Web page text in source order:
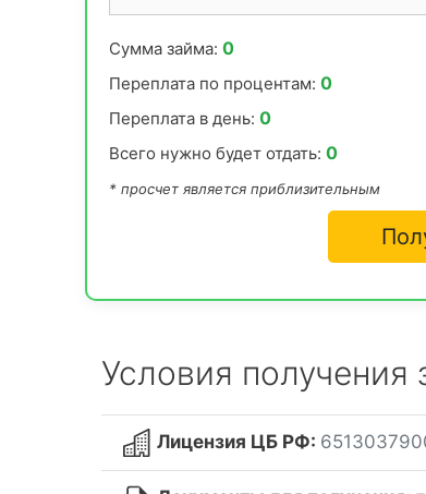
Сумма займа: 0
Переплата по процентам: 0
Переплата в день: 0
Всего нужно будет отдать: 0
* просчет является приблизительным
Условия
Лицензия ЦБ РФ: